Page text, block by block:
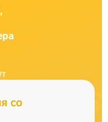
со